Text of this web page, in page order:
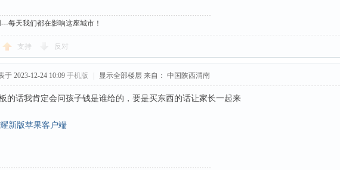
每天我们都在影响这座城市！
支持 反对
于 2023-12-24 10:09 手机版 显示全部楼层 来自： 中国陕西渭南
的话我肯定会问孩子钱是谁给的，要是买东西的话让家长一起来
新版苹果客户端